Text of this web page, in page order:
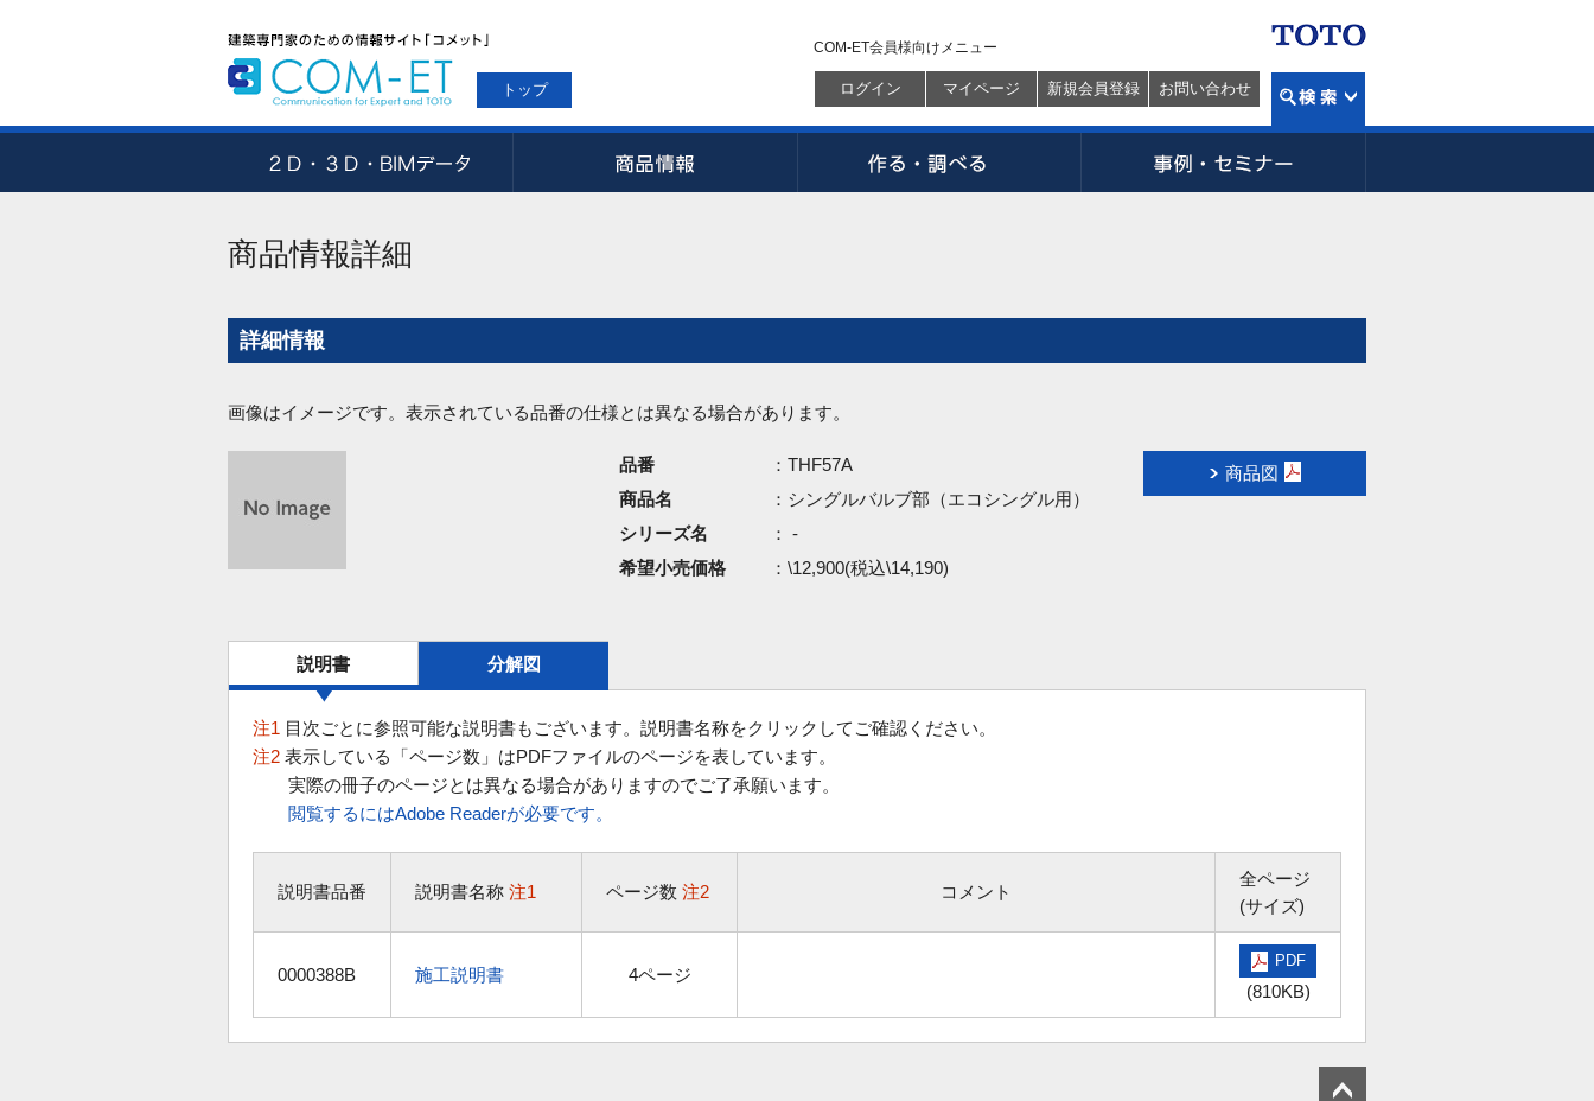
トップ
COM-ET会員様向けメニュー
ログイン マイページ 新規会員登録 お問い合わせ
商品情報詳細
詳細情報
画像はイメージです。表示されている品番の仕様とは異なる場合があります。
品番
：THF57A
商品名
：シングルバルブ部（エコシングル用）
シリーズ名
： -
希望小売価格
：\12,900(税込\14,190)
商品図
説明書 分解図
注1 目次ごとに参照可能な説明書もございます。説明書名称をクリックしてご確認ください。
注2 表示している「ページ数」はPDFファイルのページを表しています。
実際の冊子のページとは異なる場合がありますのでご了承願います。
閲覧するにはAdobe Readerが必要です。
説明書品番 説明書名称 注1 ページ数 注2 コメント
全ページ
(サイズ)
0000388B 施工説明書 4ページ
PDF
(810KB)